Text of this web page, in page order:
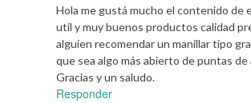
Hola me gustá mucho el contenido de
util y muy buenos productos calidad
alguien recomendar un manillar tipo
que sea algo más abierto de puntas de
Gracias y un saludo.
Responder